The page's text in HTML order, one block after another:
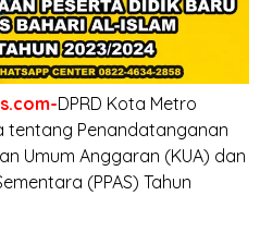
DPRD Kota Metro
Penandatanganan
Umum Anggaran (KUA) dan
(PPAS) Tahun